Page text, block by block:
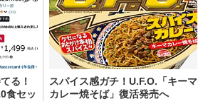
る！
食セッ
スパイス感ガチ！U.F.O.「キーマ
カレー焼そば」復活発売へ